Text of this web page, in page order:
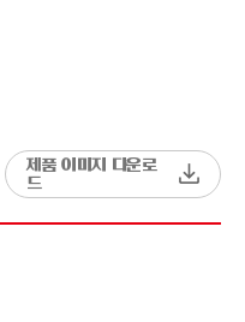
제품 이미지 다운로
드